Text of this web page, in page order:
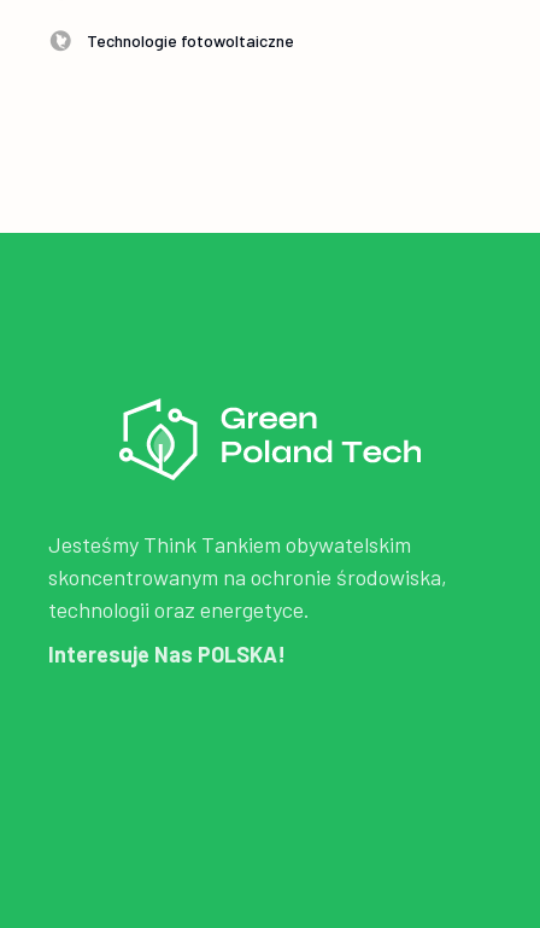
Technologie fotowoltaiczne
Jesteśmy Think Tankiem obywatelskim
skoncentrowanym na ochronie środowiska,
technologii oraz energetyce.
Interesuje Nas POLSKA!